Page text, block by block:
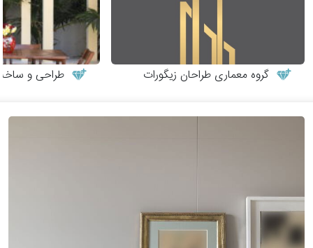
گروه معماری طراحان زیگورات طراحی و ساخت